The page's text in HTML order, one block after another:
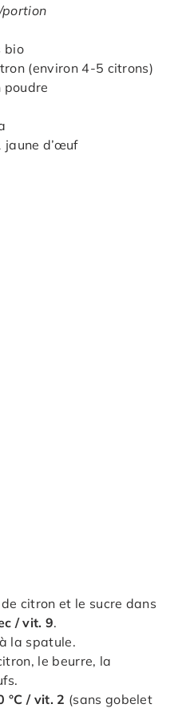
portion
bio
(environ 4-5 citrons)
poudre
d’œuf
citron et le sucre dans
/ vit. 9.
la spatule.
le beurre, la
°C / vit. 2 (sans gobelet